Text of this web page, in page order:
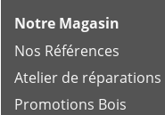
Notre Magasin
Nos Références
Atelier de réparations
Promotions Bois